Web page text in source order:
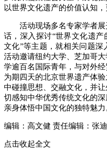
以世界文化遗产的价值认知
活动现场多名专家学者
话，深入探讨“世界文化遗产
文化”等主题，就相关问题深
活动邀请纽约大学、芝加哥
学逾百名国际青年，与对外
为期四天的北京世界遗产体
中碰撞思想、交融文化，并
切感知中华优秀传统文化的
亲身体悟中国文化的独特魅力
编辑：高文健 责任编辑：张迪
点击收起全文